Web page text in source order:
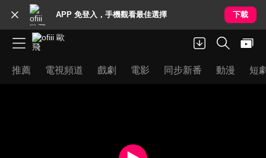
APP 免登入，手機觀看最佳選擇 下載
推薦 電視頻道 戲劇 電影 同步新番 動漫 短